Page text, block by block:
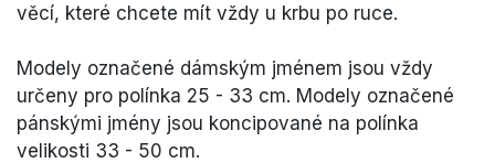
věcí, které chcete mít vždy u krbu po ruce.
Modely označené dámským jménem jsou vždy
určeny pro polínka 25 - 33 cm. Modely označené
pánskými jmény jsou koncipované na polínka
velikosti 33 - 50 cm.